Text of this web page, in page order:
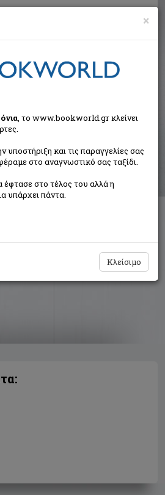
αναζήτησης
Γκέλλυ (1 βιβλία)
τότε
×
, το www.bookworld.gr κλείνει
υποστήριξη και τις παραγγελίες σας
στο αναγνωστικό σας ταξίδι.
έφτασε στο τέλος του αλλά η
υπάρχει πάντα.
Κλείσιμο